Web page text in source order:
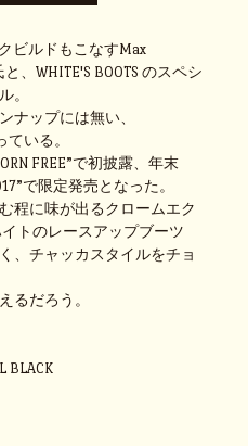
クビルドもこなすMax
、WHITE'S BOOTS のスペシ
。
ナップには無い、
ている。
FREE”で初披露、年末
で限定発売となった。
程に味が出るクロームエク
トのレースアップブーツ
、チャッカスタイルをチョ
るだろう。
BLACK